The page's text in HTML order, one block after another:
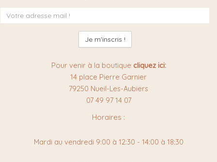
à
la
newsletter
:
Pour venir à la boutique cliquez ici:
14 place Pierre Garnier
79250 Nueil-Les-Aubiers
07 49 97 14 07
Horaires :
Mardi au vendredi 9:00 à 12:30 - 14:00 à 18:30